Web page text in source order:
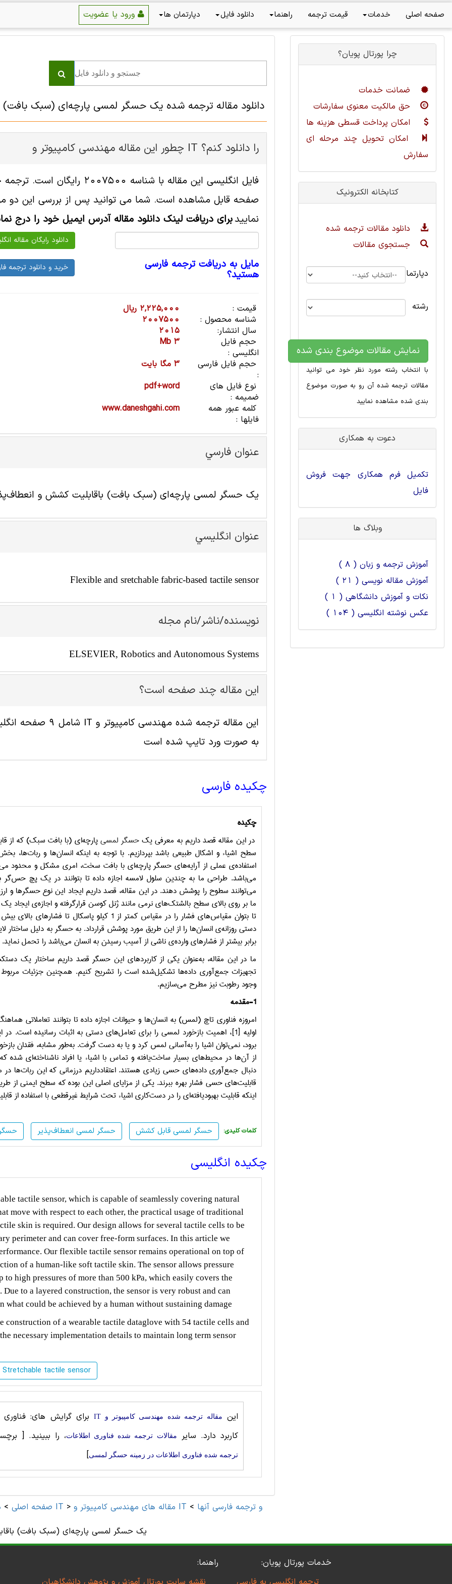
صفحه اصلی خدمات قیمت ترجمه راهنما دانلود فایل دپارتمان ها
دانلود مقاله ترجمه شده یک حسگر لمسی پارچه‌ای (سبک
چطور این مقاله مهندسی کامپیوتر و IT را دانلود کنم؟
صفحه قابل مشاهده است. شما می توانید پس از بررسی این دو
نماییدبرای دریافت لینک دانلود مقاله آدرس ایمیل خود را درج
مایل به دریافت ترجمه فارسی
هستید؟
قیمت :
2,225,000 ریال
شناسه محصول :
2007500
سال انتشار:
2015
حجم فایل
انگلیسی :
3 Mb
حجم فایل فارسی
:
3 مگا بایت
نوع فایل های
ضمیمه :
pdf+word
کلمه عبور همه
فایلها :
www.daneshgahi.com
عنوان فارسي
یک حسگر لمسی پارچه‌ای (سبک بافت) باقابلیت کشش و
عنوان انگليسي
Flexible and sretchable fabric-based tactile sensor
نویسنده/ناشر/نام مجله
ELSEVIER, Robotics and Autonomous Systems
این مقاله چند صفحه است؟
به صورت ورد تایپ شده است
چکیده فارسی
چکیده
در این مقاله قصد داریم به معرفی یکحسگر لمسیپارچه‌ای (با بافت سبک) که از
سطح اشیاء و اشکال طبیعی باشد بپردازیم. با توجه به اینکه انسان‌ها و
استفاده‌ی عملی از آرایه‌های حسگر پارچه‌ای با بافت سخت، امری مشکل و محدود
می‌باشد. طراحی ما به چندین سلول لامسه اجازه داده تا بتوانند در یک پچ حس‌گر
می‌توانند سطوح را پوشش دهند. در این مقاله، قصد داریم ایجاد این نوع حسگرها و
ما بر روی بالای سطح بالشتک‌های نرمی مانند ژنل کوسن قرارگرفته و اجازه‌ی ایجاد
تا بتوان مقیاس‌های فشار را در مقیاس کمتر از 1
دستی روزانه‌ی انسان‌ها را از این طریق مورد پوشش قرارداد. به حسگر به دلیل ساختار
برابر بیشتر از فشارهای وارده‌ی ناشی از آسیب رسیدن به انسان می‌باشد را تحمل نماید.
ما در این مقاله، به‌عنوان یکی از کاربردهای این حسگر قصد داریم ساختار یک
تجهیزات جمع‌آوری داده‌ها تشکیل‌شده است را تشریح کنیم. همچنین جزئیات
وجود رطوبت نیز مطرح می‌سازیم.
-1مقدمه
امروزه فناوری تاچ (لمس) به انسان‌ها و حیوانات اجازه داده تا بتوانند
اولیه [1]، اهمیت بازخورد لمسی را برای تعامل‌های دستی به اثبات رسانیده
برود، نمی‌توان اشیا را به‌آسانی لمس کرد و یا به دست گرفت. به‌طور مشابه، فقدان
از آن‌ها در محیط‌های بسیار ساخت‌یافته و تماس با اشیاء یا افراد ناشناخته‌ای شده
دنبال جمع‌آوری داده‌های حسی زیادی هستند. اعتقادداریم درزمانی که این ربات‌ها
قابلیت‌های حسی فشار بهره ببرند. یکی از مزایای اصلی این بوده که سطح ایمنی از
اینکه قابلیت بهبودیافته‌ای را در دست‌کاری اشیاء تحت شرایط غیرقطعی با استفاده
حسگر لمسی انعطاف‌پذیر حسگر لمسی قابل کشش :کلمات کلیدی
چکیده انگلیسی
tactile sensor, which is capable of seamlessly covering natural
move with respect to each other, the practical usage of traditional
skin is required. Our design allows for several tactile cells to be
perimeter and can cover free-form surfaces. In this article we
Our flexible tactile sensor remains operational on top of
of a human-like soft tactile skin. The sensor allows pressure
to high pressures of more than 500 kPa, which easily covers the
to a layered construction, the sensor is very robust and can
could be achieved by a human without sustaining damage
construction of a wearable tactile dataglove with 54 tactile cells and
necessary implementation details to maintain long term sensor
Stretchable tactile sensor
این مقاله ترجمه شده مهندسی کامپیوتر و IT
برای گرایش های: فناوری
کاربرد دارد. سایر
مقالات ترجمه شده فناوری اطلاعات، را ببینید.[
ترجمه شده فناوری اطلاعات در زمینه حسگر لمسی]
صفحه اصلی > مهندسی کامپیوتر و IT > مقاله های مهندسی کامپیوتر و IT و ترجمه فارسی آنها >
یک حسگر لمسی پارچه‌ای (سبک بافت)
چرا پورتال پویان؟
ضمانت خدمات
حق مالکیت معنوی سفارشات
امکان پرداخت قسطی هزینه ها
امکان تحویل چند مرحله ای
سفارش
کتابخانه الکترونیک
دانلود مقالات ترجمه شده
جستجوی مقالات
دپارتمان
رشته
نمایش مقالات موضوع بندی شده
با انتخاب رشته مورد نظر خود می توانید
مقالات ترجمه شده آن رو به صورت موضوع
بندی شده مشاهده نمایید
دعوت به همکاری
تکمیل فرم همکاری جهت فروش
فایل
وبلاگ ها
آموزش ترجمه و زبان ( 8 )
آموزش مقاله نویسی ( 21 )
نکات و آموزش دانشگاهی ( 1 )
عکس نوشته انگلیسی ( 104 )
خدمات پورتال پویان:
راهنما: